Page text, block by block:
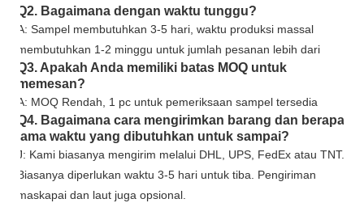
Q2. Bagaimana dengan waktu tunggu?
A: Sampel membutuhkan 3-5 hari, waktu produksi massal
membutuhkan 1-2 minggu untuk jumlah pesanan lebih dari
Q3. Apakah Anda memiliki batas MOQ untuk
memesan?
A: MOQ Rendah, 1 pc untuk pemeriksaan sampel tersedia
Q4. Bagaimana cara mengirimkan barang dan berapa
lama waktu yang dibutuhkan untuk sampai?
J: Kami biasanya mengirim melalui DHL, UPS, FedEx atau TNT.
Biasanya diperlukan waktu 3-5 hari untuk tiba. Pengiriman
maskapai dan laut juga opsional.